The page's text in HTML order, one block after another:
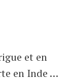
et en
en Inde …